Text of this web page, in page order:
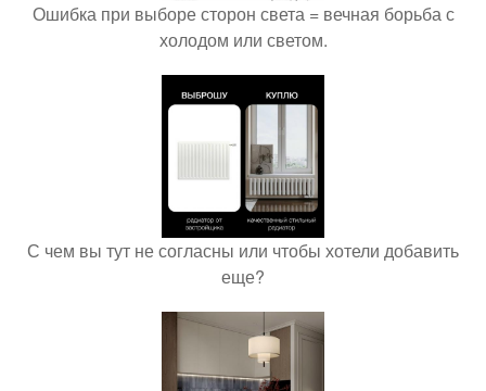
Ошибка при выборе сторон света = вечная борьба с
холодом или светом.
С чем вы тут не согласны или чтобы хотели добавить
еще?